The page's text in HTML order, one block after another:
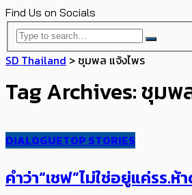
Find Us on Socials
SD Thailand >ชุมพล แจ้งไพร
Tag Archives: ชุมพ
DIALOGUETOP STORIES
คำว่า“เชฟ”ไม่ใช่อยู่แค่รร.ห้